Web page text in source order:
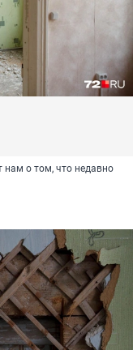
нам о том, что недавно